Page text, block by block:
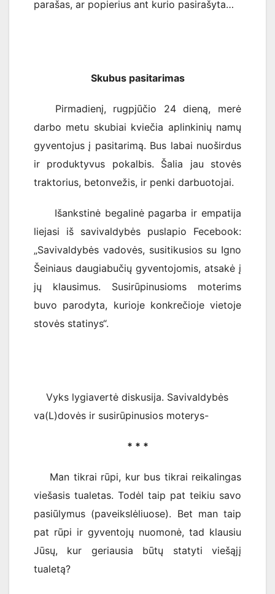
parašas, ar popierius ant kurio pasirašyta…
Skubus pasitarimas
Pirmadienį, rugpjūčio 24 dieną, merė
darbo metu skubiai kviečia aplinkinių namų
gyventojus į pasitarimą. Bus labai nuoširdus
ir produktyvus pokalbis. Šalia jau stovės
traktorius, betonvežis, ir penki darbuotojai.
Išankstinė begalinė pagarba ir empatija
liejasi iš savivaldybės puslapio Fecebook:
„Savivaldybės vadovės, susitikusios su Igno
Šeiniaus daugiabučių gyventojomis, atsakė į
jų klausimus. Susirūpinusioms moterims
buvo parodyta, kurioje konkrečioje vietoje
stovės statinys“.
Vyks lygiavertė diskusija. Savivaldybės
va(L)dovės ir susirūpinusios moterys-
* * *
Man tikrai rūpi, kur bus tikrai reikalingas
viešasis tualetas. Todėl taip pat teikiu savo
pasiūlymus (paveikslėliuose). Bet man taip
pat rūpi ir gyventojų nuomonė, tad klausiu
Jūsų, kur geriausia būtų statyti viešąjį
tualetą?